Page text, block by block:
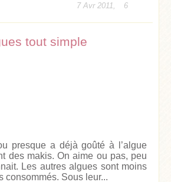
7 Avr 2011, 6
tout simple
presque a déjà goûté à l’algue
des makis. On aime ou pas, peu
Les autres algues sont moins
consommés. Sous leur...